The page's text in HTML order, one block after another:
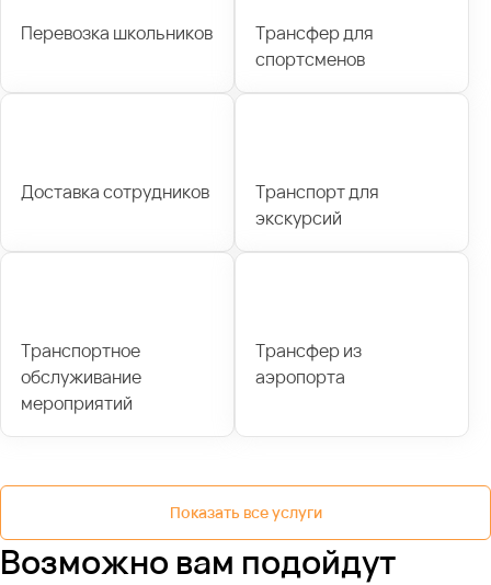
Перевозка школьников
Трансфер для
спортсменов
Доставка сотрудников
Транспорт для
экскурсий
Транспортное
обслуживание
мероприятий
Трансфер из
аэропорта
Показать все услуги
Возможно вам подойдут